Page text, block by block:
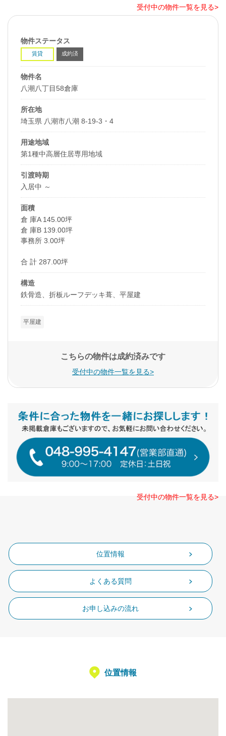
受付中の物件一覧を見る>
物件ステータス
賃貸 成約済
物件名
八潮八丁目58倉庫
所在地
埼玉県 八潮市八潮 8-19-3・4
用途地域
第1種中高層住居専用地域
引渡時期
入居中 ～
面積
倉 庫A 145.00坪
倉 庫B 139.00坪
事務所 3.00坪
合 計 287.00坪
構造
鉄骨造、折板ルーフデッキ葺、平屋建
平屋建
こちらの物件は成約済みです
受付中の物件一覧を見る>
受付中の物件一覧を見る>
位置情報
よくある質問
お申し込みの流れ
位置情報